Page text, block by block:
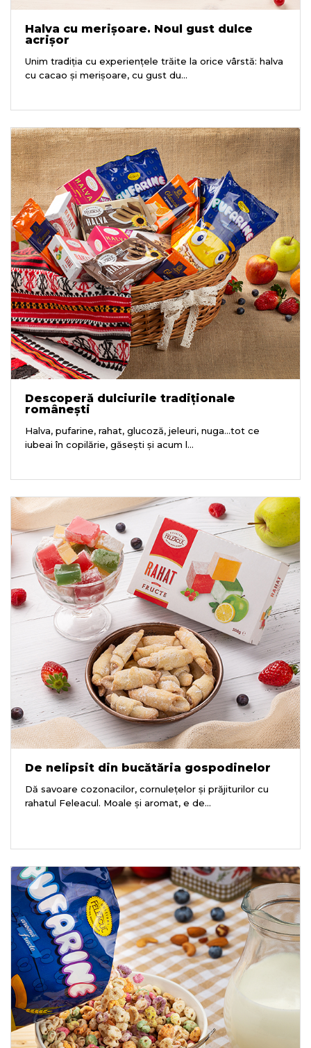
Halva cu merișoare. Noul gust dulce
acrișor
Unim tradiția cu experiențele trăite la orice vârstă: halva
cu cacao și merișoare, cu gust du...
Descoperă dulciurile tradiționale
românești
Halva, pufarine, rahat, glucoză, jeleuri, nuga...tot ce
iubeai în copilărie, găsești și acum l...
De nelipsit din bucătăria gospodinelor
Dă savoare cozonacilor, cornulețelor și prăjiturilor cu
rahatul Feleacul. Moale și aromat, e de...